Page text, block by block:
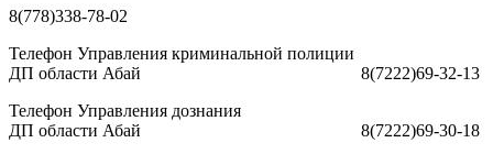
8(778)338-78-02
Телефон Управления криминальной полиции
ДП области Абай 8(7222)69-32-13
Телефон Управления дознания
ДП области Абай 8(7222)69-30-18